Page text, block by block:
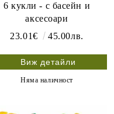
6 кукли - с басейн и
аксесоари
23.01€
45.00лв.
Виж детайли
Няма наличност